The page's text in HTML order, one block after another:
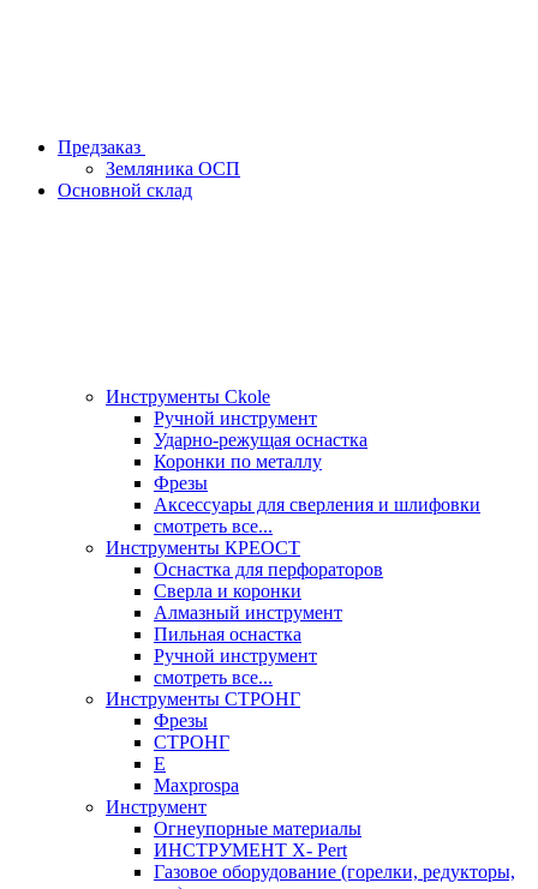
Предзаказ
Земляника ОСП
Основной склад
Инструменты Ckole
Ручной инструмент
Ударно‑режущая оснастка
Коронки по металлу
Фрезы
Аксессуары для сверления и шлифовки
смотреть все...
Инструменты КРЕОСТ
Оснастка для перфораторов
Сверла и коронки
Алмазный инструмент
Пильная оснастка
Ручной инструмент
смотреть все...
Инструменты СТРОНГ
Фрезы
СТРОНГ
Е
Maxprospa
Инструмент
Огнеупорные материалы
ИНСТРУМЕНТ X- Pert
Газовое оборудование (горелки, редукторы,